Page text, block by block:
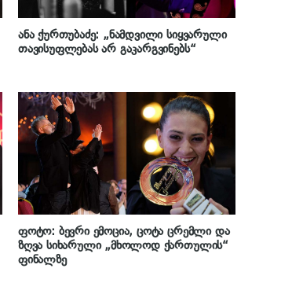
ანა ქურთუბაძე: „ნამდვილი სიყვარული
თავისუფლებას არ გაკარგვინებს“
ფოტო: ბევრი ემოცია, ცოტა ცრემლი და
ზღვა სიხარული „მხოლოდ ქართულის“
ფინალზე